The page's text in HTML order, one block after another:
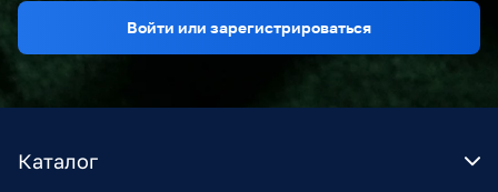
Войти или зарегистрироваться
Каталог